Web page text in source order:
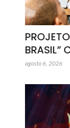
BRASIL”
agosto 6, 2026